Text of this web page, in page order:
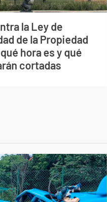
la Ley de
de la Propiedad
hora es y qué
cortadas